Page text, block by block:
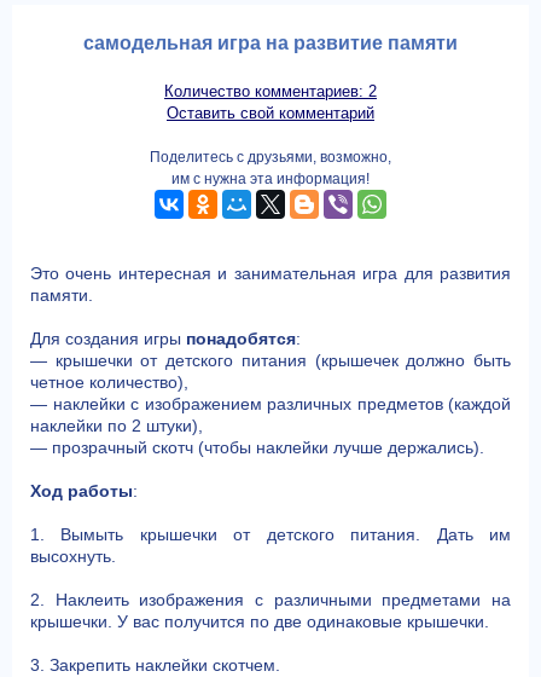
самодельная игра на развитие памяти
Количество комментариев: 2
Оставить свой комментарий
Поделитесь с друзьями, возможно,
им с нужна эта информация!
Это очень интересная и занимательная игра для развития
памяти.
Для создания игры понадобятся:
— крышечки от детского питания (крышечек должно быть
четное количество),
— наклейки с изображением различных предметов (каждой
наклейки по 2 штуки),
— прозрачный скотч (чтобы наклейки лучше держались).
Ход работы:
1. Вымыть крышечки от детского питания. Дать им
высохнуть.
2. Наклеить изображения с различными предметами на
крышечки. У вас получится по две одинаковые крышечки.
3. Закрепить наклейки скотчем.